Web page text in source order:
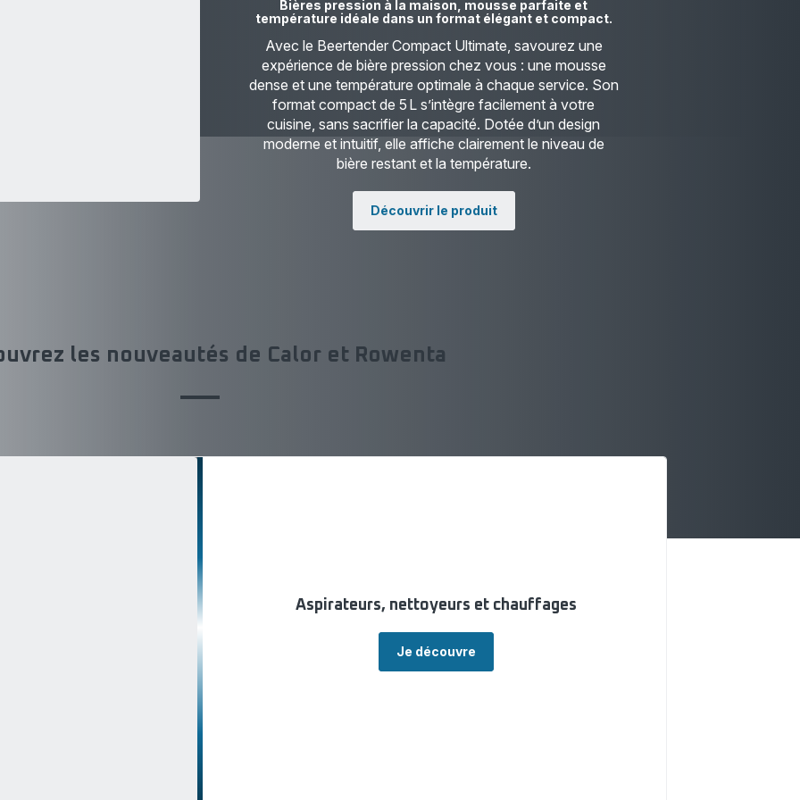
Bières pression à la maison, mousse parfaite et
température idéale dans un format élégant et compact.
Avec le Beertender Compact Ultimate, savourez une
expérience de bière pression chez vous : une mousse
dense et une température optimale à chaque service. Son
format compact de 5 L s’intègre facilement à votre
cuisine, sans sacrifier la capacité. Dotée d’un design
moderne et intuitif, elle affiche clairement le niveau de
bière restant et la température.
Découvrir le produit
les nouveautés de Calor et Rowenta
Aspirateurs, nettoyeurs et chauffages
Je découvre